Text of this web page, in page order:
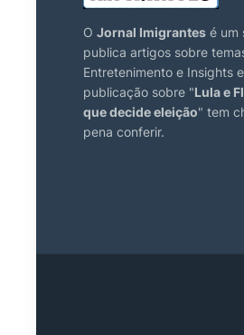
O Jornal Imigrantes é um
publica artigos sobre
Entretenimento e Insights
publicação sobre "Lula e
que decide eleição" tem
pena conferir.